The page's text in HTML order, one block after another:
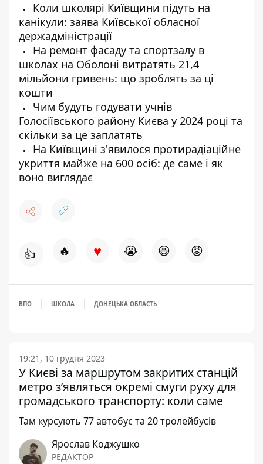
Коли школярі Київщини підуть на
канікули: заява Київської обласної
держадміністрації
На ремонт фасаду та спортзалу в
школах на Оболоні витратять 21,4
мільйони гривень: що зроблять за ці
кошти
Чим будуть годувати учнів
Голосіївського району Києва у 2024 році та
скільки за це заплатять
На Київщині з'явилося протирадіаційне
укриття майже на 600 осіб: де саме і як
воно виглядає
👍 🔥 ♥ 😭 😆 😡
ВПО ШКОЛА ДОНЕЦЬКА ОБЛАСТЬ
19:21, 10 грудня 2023
У Києві за маршрутом закритих станцій
метро з’являться окремі смуги руху для
громадського транспорту: коли саме
Там курсують 77 автобус та 20 тролейбусів
Ярослав Коджушко
РЕДАКТОР